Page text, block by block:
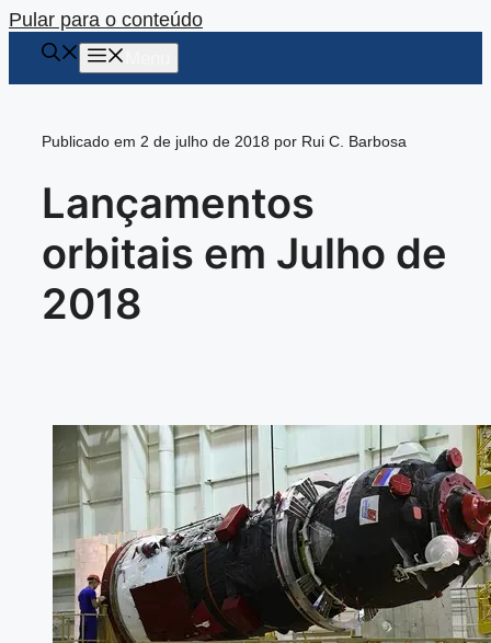
Pular para o conteúdo
Publicado em 2 de julho de 2018 por Rui C. Barbosa
Lançamentos
orbitais em Julho de
2018